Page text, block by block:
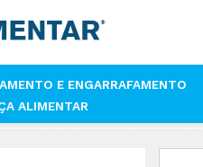
E ENGARRAFAMENTO
ALIMENTAR
ESTE ANO